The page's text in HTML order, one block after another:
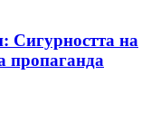
Сигурността на
пропаганда